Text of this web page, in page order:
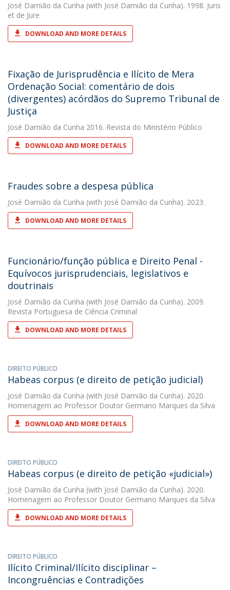
José Damião da Cunha (with José Damião da Cunha). 1998. Juris
et de Jure
DOWNLOAD AND MORE DETAILS
Fixação de Jurisprudência e Ilícito de Mera
Ordenação Social: comentário de dois
(divergentes) acórdãos do Supremo Tribunal de
Justiça
José Damião da Cunha 2016. Revista do Ministério Público
DOWNLOAD AND MORE DETAILS
Fraudes sobre a despesa pública
José Damião da Cunha (with José Damião da Cunha). 2023.
DOWNLOAD AND MORE DETAILS
Funcionário/função pública e Direito Penal -
Equívocos jurisprudenciais, legislativos e
doutrinais
José Damião da Cunha (with José Damião da Cunha). 2009.
Revista Portuguesa de Ciência Criminal
DOWNLOAD AND MORE DETAILS
DIREITO PÚBLICO
Habeas corpus (e direito de petição judicial)
José Damião da Cunha (with José Damião da Cunha). 2020.
Homenagem ao Professor Doutor Germano Marques da Silva
DOWNLOAD AND MORE DETAILS
DIREITO PÚBLICO
Habeas corpus (e direito de petição «judicial»)
José Damião da Cunha (with José Damião da Cunha). 2020.
Homenagem ao Professor Doutor Germano Marques da Silva
DOWNLOAD AND MORE DETAILS
DIREITO PÚBLICO
Ilícito Criminal/Ilícito disciplinar –
Incongruências e Contradições